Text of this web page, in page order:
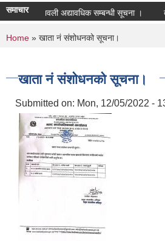
समाचार
मतदाता नामावली अद्यावधिक सम्बन्धी सूचना ।
You are here
Home » खाता नं संशोधनको सूचना।
खाता नं संशोधनको सूचना।
Submitted on: Mon, 12/05/2022 -